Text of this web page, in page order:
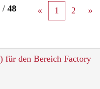
/ 48 « 1 2 »
für den Bereich Factory